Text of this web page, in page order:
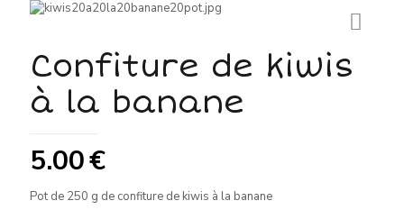
Confiture de kiwis
à la banane
5.00€
Pot de 250 g de confiture de kiwis à la banane